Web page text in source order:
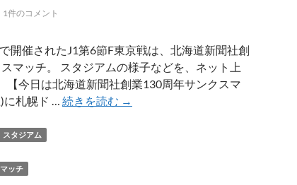
1件のコメント
開催されたJ1第6節F東京戦は、北海道新聞社創
マッチ。 スタジアムの様子などを、ネット上
【今日は北海道新聞社創業130周年サンクスマ
に札幌ド … 続きを読む F
→
スタジアム
ッチ